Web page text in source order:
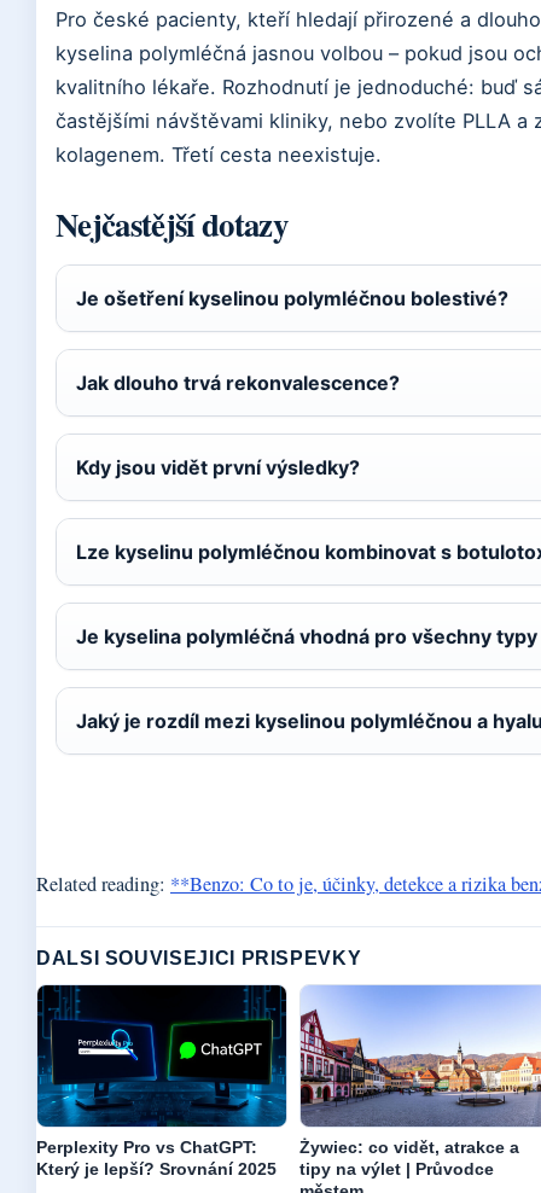
Pro české pacienty, kteří hledají přirozené a
kyselina polymléčná jasnou volbou – pokud jsou
kvalitního lékaře. Rozhodnutí je jednoduché: buď
častějšími návštěvami kliniky, nebo zvolíte PLLA a
kolagenem. Třetí cesta neexistuje.
Nejčastější dotazy
Je ošetření kyselinou polymléčnou bolestivé?
Jak dlouho trvá rekonvalescence?
Kdy jsou vidět první výsledky?
Lze kyselinu polymléčnou kombinovat s
Je kyselina polymléčná vhodná pro všechny
Jaký je rozdíl mezi kyselinou polymléčnou a
Related reading: **Benzo: Co to je, účinky, detekce a rizika
DALSI SOUVISEJICI PRISPEVKY
Perplexity Pro vs ChatGPT:
Který je lepší? Srovnání 2025
Żywiec: co vidět, atrakce a
tipy na výlet | Průvodce